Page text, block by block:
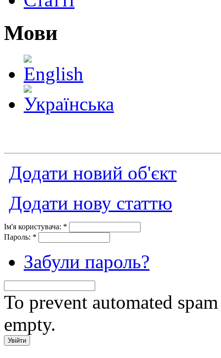
Мови
Додати новий об'єкт
Додати нову статтю
Ім'я користувача: *
Пароль: *
Забули пароль?
To prevent automated
empty.